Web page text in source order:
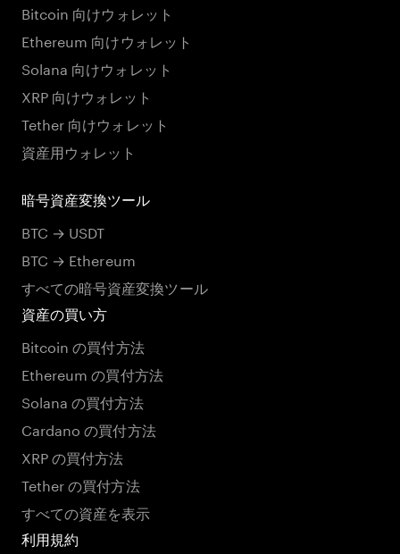
Bitcoin 向けウォレット
Ethereum 向けウォレット
Solana 向けウォレット
XRP 向けウォレット
Tether 向けウォレット
資産用ウォレット
暗号資産変換ツール
BTC → USDT
BTC → Ethereum
すべての暗号資産変換ツール
資産の買い方
Bitcoin の買付方法
Ethereum の買付方法
Solana の買付方法
Cardano の買付方法
XRP の買付方法
Tether の買付方法
すべての資産を表示
利用規約